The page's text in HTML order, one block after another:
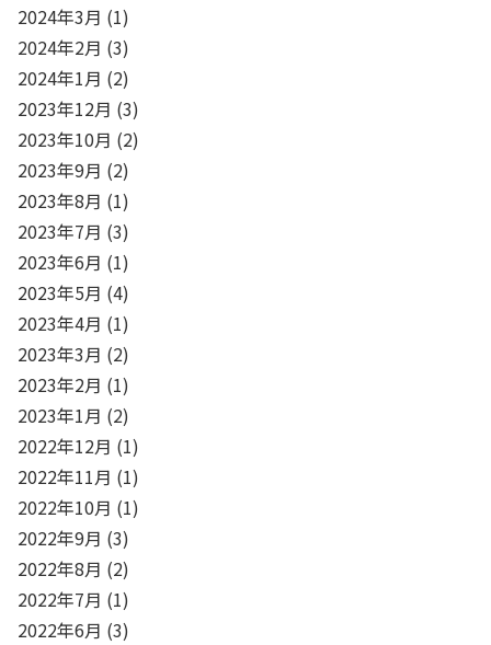
2024年3月 (1)
2024年2月 (3)
2024年1月 (2)
2023年12月 (3)
2023年10月 (2)
2023年9月 (2)
2023年8月 (1)
2023年7月 (3)
2023年6月 (1)
2023年5月 (4)
2023年4月 (1)
2023年3月 (2)
2023年2月 (1)
2023年1月 (2)
2022年12月 (1)
2022年11月 (1)
2022年10月 (1)
2022年9月 (3)
2022年8月 (2)
2022年7月 (1)
2022年6月 (3)